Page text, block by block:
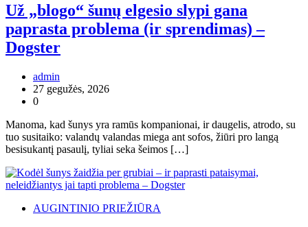
Už „blogo“ šunų elgesio slypi gana
paprasta problema (ir sprendimas) –
Dogster
admin
27 gegužės, 2026
0
Manoma, kad šunys yra ramūs kompanionai, ir daugelis, atrodo, su
tuo susitaiko: valandų valandas miega ant sofos, žiūri pro langą
besisukantį pasaulį, tyliai seka šeimos […]
AUGINTINIO PRIEŽIŪRA